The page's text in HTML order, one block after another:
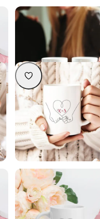
Nimega personaliseeritav
19,90€
Personaliseeri
Nimetähtedega
kruus “käed ja süda”
19,90€